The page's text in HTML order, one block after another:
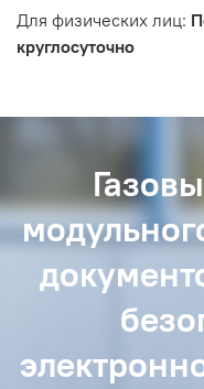
Для физических лиц:
круглосуточно